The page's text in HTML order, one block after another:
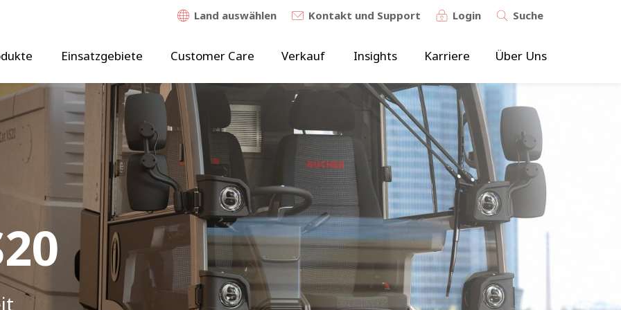
Land auswählen Kontakt und Support Login Suche
Einsatzgebiete Customer Care Verkauf Insights Karriere Über Uns